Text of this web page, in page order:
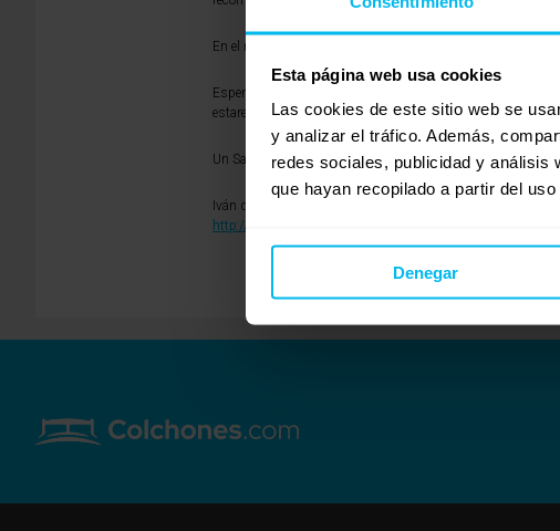
Esta página web usa cookies
Las cookies de este sitio web se
y analizar el tráfico. Además,
redes sociales, publicidad y análisis
que hayan recopilado a partir del
Denegar
En el modelo Palace te recomiendo la versión Memorex
Espero haberte sido de ayuda. Si deseas más información
estaremos encantados de asesorarte.
Un Saludo.
Iván de Dormity.
http://www.dormity.com